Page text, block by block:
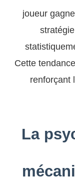
joueur
Cette
renforçant
La